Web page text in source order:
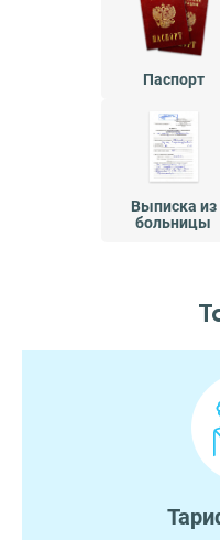
Паспорт
Выписка из
больницы